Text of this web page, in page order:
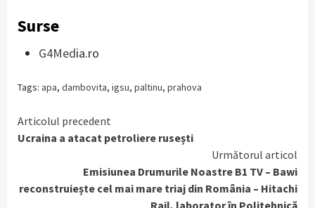
Surse
G4Media.ro
Tags: apa, dambovita, igsu, paltinu, prahova
Continue
Articolul precedent
Ucraina a atacat petroliere rusești
Următorul articol
Emisiunea Drumurile Noastre B1 TV – Bawi
reconstruiește cel mai mare triaj din România – Hitachi
Rail, laborator în Politehnică